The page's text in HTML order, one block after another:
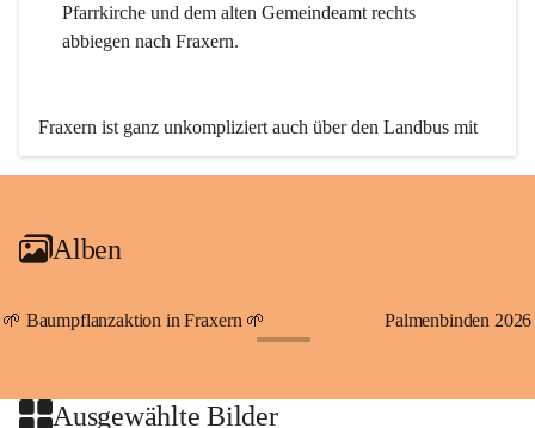
Pfarrkirche und dem alten Gemeindeamt rechts
abbiegen nach Fraxern.
Fraxern ist ganz unkompliziert auch über den Landbus mit
den öffentlichen Verkehrsmitteln zu erreichen. Die Linie
An Samstagen, Sonn- und Feiertagen können Sie bequem
persönlichen Linienbus zur gewünschten Zeit zu Ihrer
Haltestelle bestellen. Sowohl von Weiler kommend nach
beide Fahrten Weiler-Fraxern-Weiler.
Alben
🌱 Baumpflanzaktion in Fraxern 🌱 Palmenbinden 2026
Ausgewählte Bilder